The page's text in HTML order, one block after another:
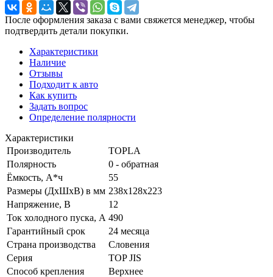
После оформления заказа с вами свяжется менеджер, чтобы
подтвердить детали покупки.
Характеристики
Наличие
Отзывы
Подходит к авто
Как купить
Задать вопрос
Определение полярности
Характеристики
Производитель
TOPLA
Полярность
0 - обратная
Ёмкость, А*ч
55
Размеры (ДхШхВ) в мм 238x128x223
Напряжение, В
12
Ток холодного пуска, А 490
Гарантийный срок
24 месяца
Страна производства
Словения
Серия
TOP JIS
Способ крепления
Верхнее